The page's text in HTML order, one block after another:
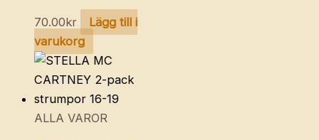
70.00kr
Lägg till i
varukorg
ALLA VAROR